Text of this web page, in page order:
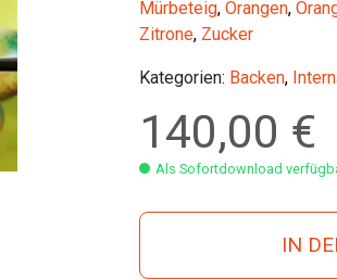
Mürbeteig, Orangen,
Zitrone, Zucker
Kategorien: Backen,
140,00 €
Als Sofortdownload
IN